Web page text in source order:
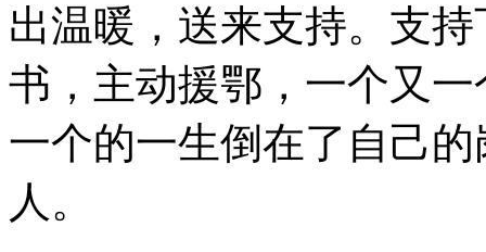
出温暖，送来支持。支
书，主动援鄂，一个又
一个的一生倒在了自己
人。